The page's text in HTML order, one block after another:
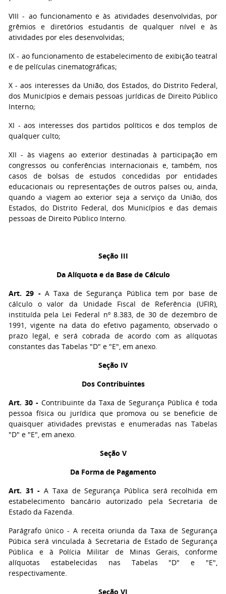
VIII - ao funcionamento e às atividades desenvolvidas, por
grêmios e diretórios estudantis de qualquer nível e às
atividades por eles desenvolvidas;
IX - ao funcionamento de estabelecimento de exibição teatral
e de películas cinematográficas;
X - aos interesses da União, dos Estados, do Distrito Federal,
dos Municípios e demais pessoas jurídicas de Direito Público
Interno;
XI - aos interesses dos partidos políticos e dos templos de
qualquer culto;
XII - às viagens ao exterior destinadas à participação em
congressos ou conferências internacionais e, também, nos
casos de bolsas de estudos concedidas por entidades
educacionais ou representações de outros países ou, ainda,
quando a viagem ao exterior seja a serviço da União, dos
Estados, do Distrito Federal, dos Municípios e das demais
pessoas de Direito Público Interno.
Seção III
Da Alíquota e da Base de Cálculo
Art. 29 -A Taxa de Segurança Pública tem por base de
cálculo o valor da Unidade Fiscal de Referência (UFIR),
instituída pela Lei Federal nº 8.383, de 30 de dezembro de
1991, vigente na data do efetivo pagamento, observado o
prazo legal, e será cobrada de acordo com as alíquotas
constantes das Tabelas "D" e "E", em anexo.
Seção IV
Dos Contribuintes
Art. 30 -Contribuinte da Taxa de Segurança Pública é toda
pessoa física ou jurídica que promova ou se beneficie de
quaisquer atividades previstas e enumeradas nas Tabelas
"D" e "E", em anexo.
Seção V
Da Forma de Pagamento
Art. 31 - A Taxa de Segurança Pública será recolhida em
estabelecimento bancário autorizado pela Secretaria de
Estado da Fazenda.
Parágrafo único - A receita oriunda da Taxa de Segurança
Púbica será vinculada à Secretaria de Estado de Segurança
Pública e à Polícia Militar de Minas Gerais, conforme
alíquotas estabelecidas nas Tabelas "D" e "E",
respectivamente.
Seção VI